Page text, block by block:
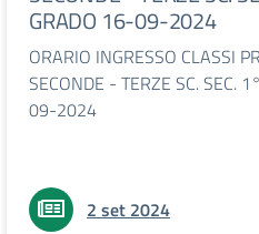
GRADO 16-09-2024
ORARIO INGRESSO CLASSI
SECONDE - TERZE SC. SEC.
09-2024
2 set 2024